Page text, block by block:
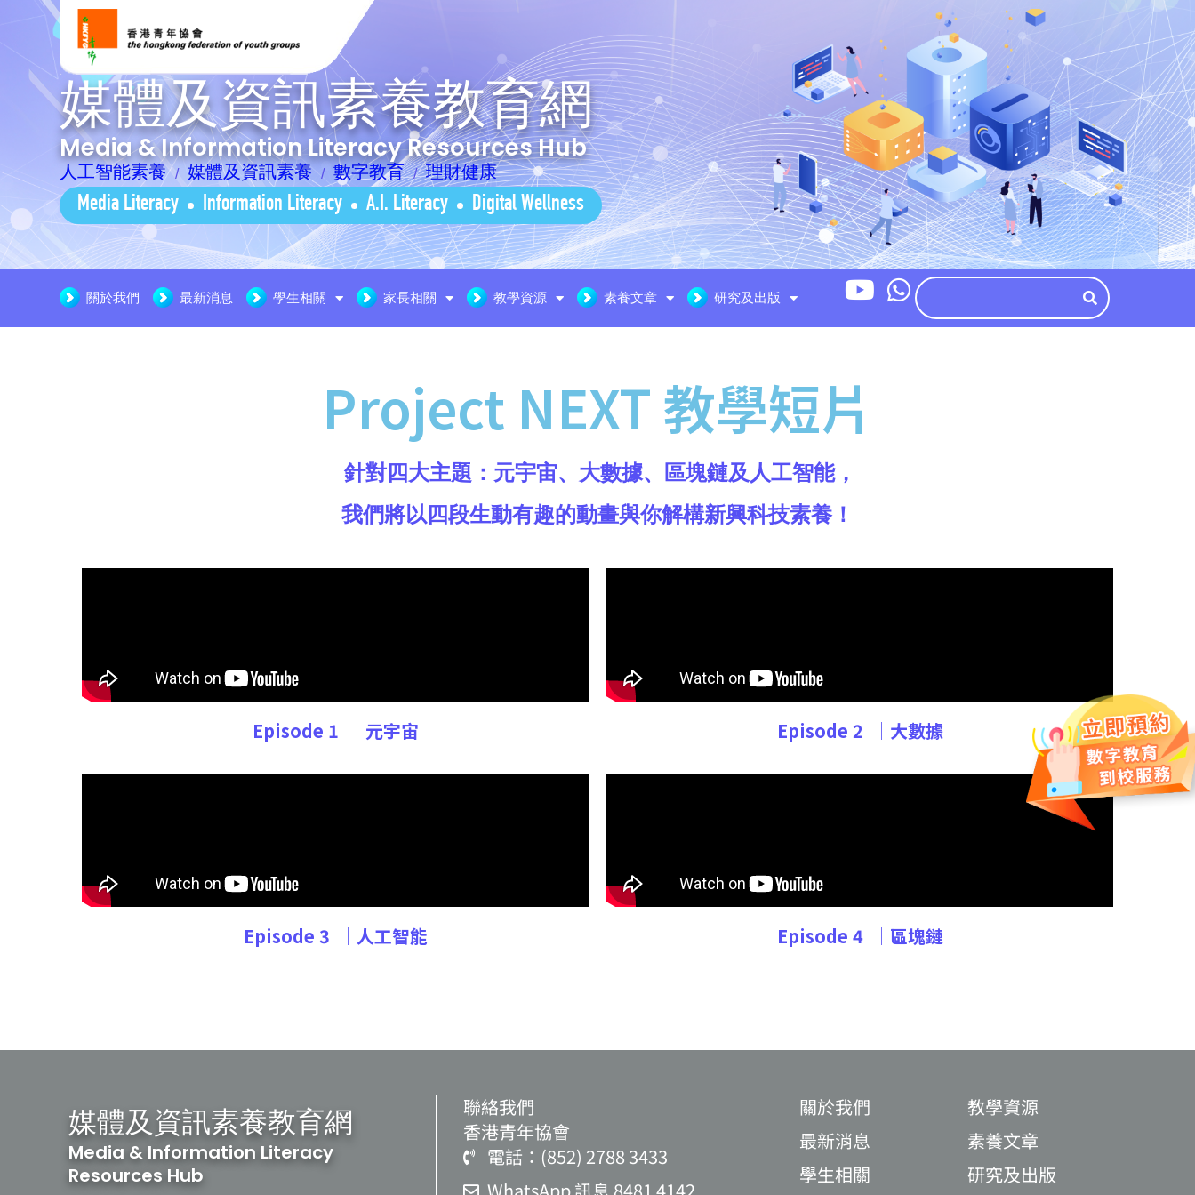
媒體及資訊素養教育網
Media & Information Literacy Resources Hub
人工智能素養 媒體及資訊素養 數字教育 理財健康
Media Literacy Information Literacy A.I. Literacy Digital Wellness
關於我們 最新消息 學生相關 家長相關 教學資源 素養文章 研究及出版
Project NEXT 教學短片
針對四大主題：元宇宙、大數據、區塊鏈及人工智能，
我們將以四段生動有趣的動畫與你解構新興科技素養！
Episode 1 │元宇宙 Episode 2 │大數據
Episode 3 │人工智能 Episode 4 │區塊鏈
媒體及資訊素養教育網
Media & Information Literacy
Resources Hub
聯絡我們
香港青年協會
電話：(852) 2788 3433
關於我們
最新消息
學生相關
教學資源
素養文章
研究及出版